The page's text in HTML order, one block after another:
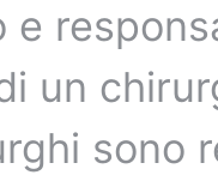
un
sono